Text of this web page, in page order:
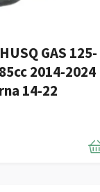
GAS 125-
2014-2024
14-22